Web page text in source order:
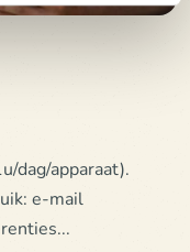
dag/apparaat).
e-mail